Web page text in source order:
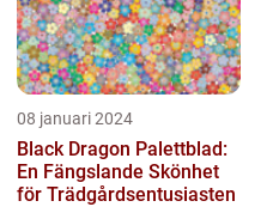
08 januari 2024
Black Dragon Palettblad:
En Fängslande Skönhet
för Trädgårdsentusiasten